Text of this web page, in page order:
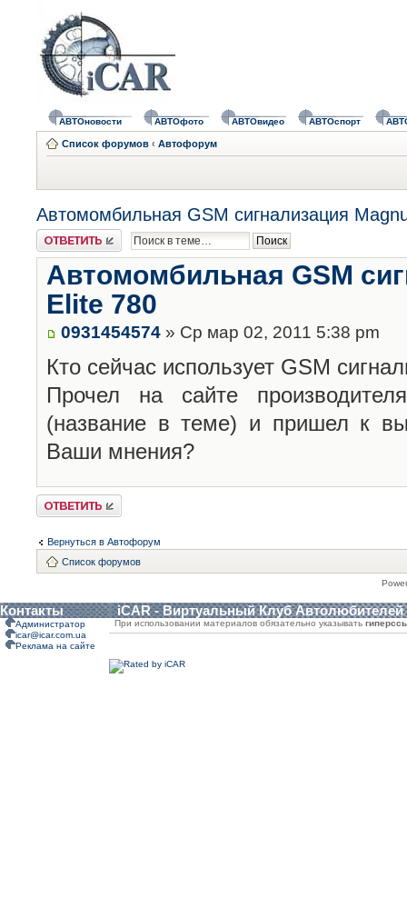
АВТОновости АВТОфото АВТОвидео АВТОспорт
Список форумов ‹ Автофорум
Автомомбильная GSM сигнализация
Ответить
Автомомбильная GSM
Elite 780
0931454574 » Ср мар 02, 2011 5:38 pm
Кто сейчас использует GSM
Прочел на сайте
(название в теме) и пришел к
Ваши мнения?
Ответить
Вернуться в Автофорум
Список форумов
Контакты iCAR - Виртуальный Клуб Автолюбителей
Администратор
icar@icar.com.ua
Реклама на сайте
При использовании материалов обязательно указывать